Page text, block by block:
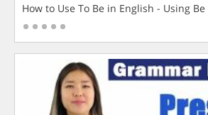
How to Use To Be in English - Using